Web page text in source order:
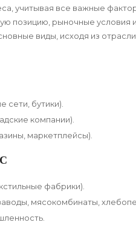
учитывая все важные
позицию, рыночные
виды, исходя из
сети, бутики).
компании).
маркетплейсы).
фабрики).
мясокомбинаты,